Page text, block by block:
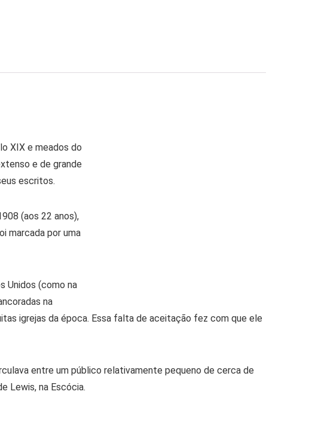
XIX e meados do
e de grande
escritos.
(aos 22 anos),
marcada por uma
Unidos (como na
na
igrejas da época. Essa falta de aceitação fez com que ele
entre um público relativamente pequeno de cerca de
Lewis, na Escócia.